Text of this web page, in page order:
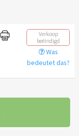
Verkoop
beëindigd
Was
bedeutet das?